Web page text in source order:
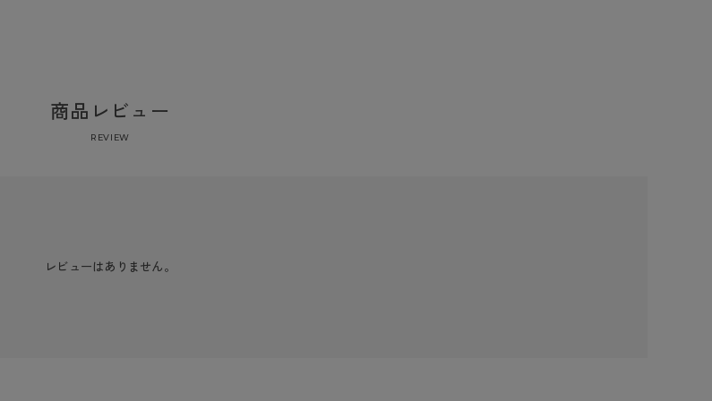
商品レビュー
REVIEW
レビューはありません。